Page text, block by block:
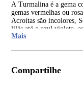
A Turmalina é a gema
gemas vermelhas ou
Acroítas são incolores,
lilás até o azul violeta,
castanho a amarelo
Mais
Compartilhe